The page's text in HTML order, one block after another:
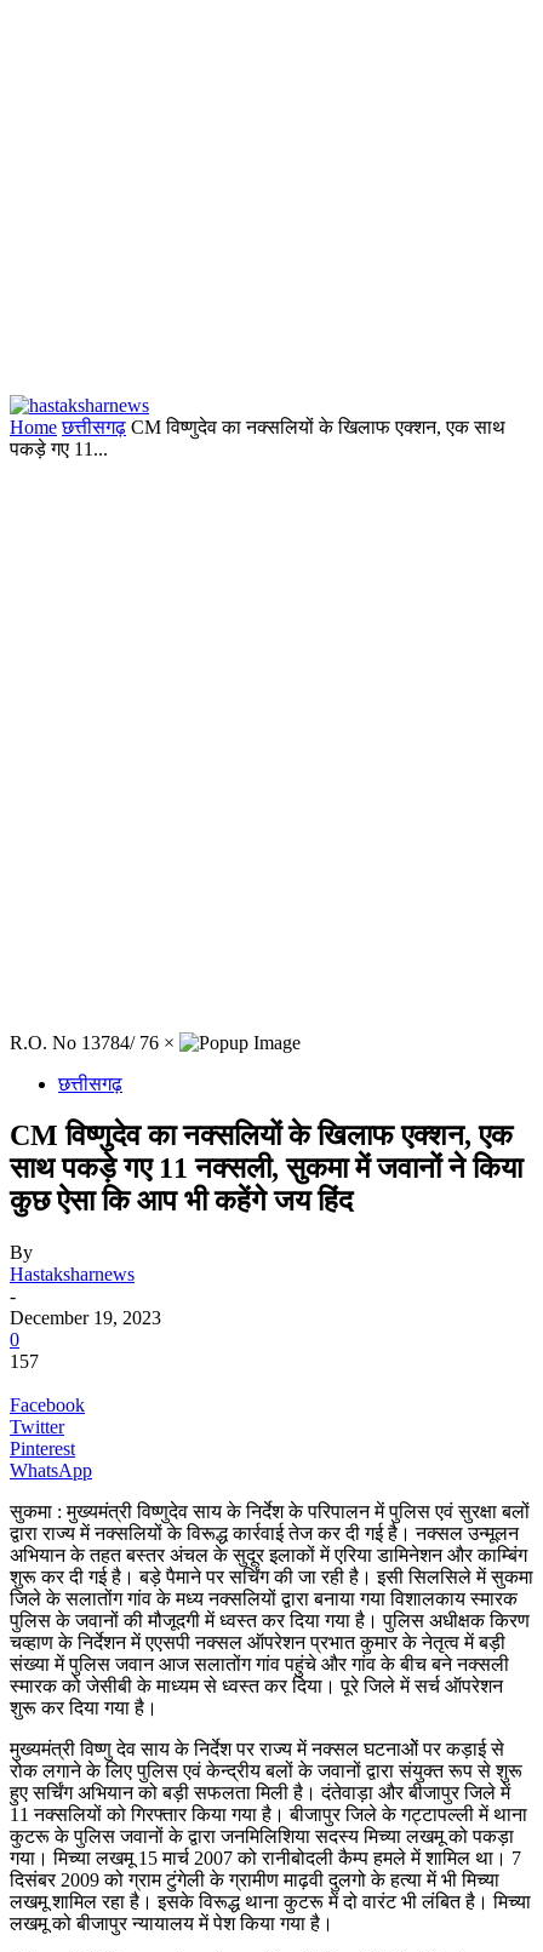
Home छत्तीसगढ़ CM विष्णुदेव का नक्सलियों के खिलाफ एक्शन, एक साथ
पकड़े गए 11...
R.O. No 13784/ 76 ×
छत्तीसगढ़
CM विष्णुदेव का नक्सलियों के खिलाफ एक्शन, एक
साथ पकड़े गए 11 नक्सली, सुकमा में जवानों ने किया
कुछ ऐसा कि आप भी कहेंगे जय हिंद
By
Hastaksharnews
-
December 19, 2023
0
157
Facebook
Twitter
Pinterest
WhatsApp
सुकमा : मुख्यमंत्री विष्णुदेव साय के निर्देश के परिपालन में पुलिस एवं सुरक्षा बलों
द्वारा राज्य में नक्सलियों के विरूद्ध कार्रवाई तेज कर दी गई है। नक्सल उन्मूलन
अभियान के तहत बस्तर अंचल के सुदूर इलाकों में एरिया डामिनेशन और काम्बिंग
शुरू कर दी गई है। बड़े पैमाने पर सर्चिंग की जा रही है। इसी सिलसिले में सुकमा
जिले के सलातोंग गांव के मध्य नक्सलियों द्वारा बनाया गया विशालकाय स्मारक
पुलिस के जवानों की मौजूदगी में ध्वस्त कर दिया गया है। पुलिस अधीक्षक किरण
चव्हाण के निर्देशन में एएसपी नक्सल ऑपरेशन प्रभात कुमार के नेतृत्व में बड़ी
संख्या में पुलिस जवान आज सलातोंग गांव पहुंचे और गांव के बीच बने नक्सली
स्मारक को जेसीबी के माध्यम से ध्वस्त कर दिया। पूरे जिले में सर्च ऑपरेशन
शुरू कर दिया गया है।
मुख्यमंत्री विष्णु देव साय के निर्देश पर राज्य में नक्सल घटनाओें पर कड़ाई से
रोक लगाने के लिए पुलिस एवं केन्द्रीय बलों के जवानों द्वारा संयुक्त रूप से शुरू
हुए सर्चिंग अभियान को बड़ी सफलता मिली है। दंतेवाड़ा और बीजापुर जिले में
11 नक्सलियों को गिरफ्तार किया गया है। बीजापुर जिले के गट्टापल्ली में थाना
कुटरू के पुलिस जवानों के द्वारा जनमिलिशिया सदस्य मिच्या लखमू को पकड़ा
गया। मिच्या लखमू 15 मार्च 2007 को रानीबोदली कैम्प हमले में शामिल था। 7
दिसंबर 2009 को ग्राम टुंगेली के ग्रामीण माढ़वी दुलगो के हत्या में भी मिच्या
लखमू शामिल रहा है। इसके विरूद्ध थाना कुटरू में दो वारंट भी लंबित है। मिच्या
लखमू को बीजापुर न्यायालय में पेश किया गया है।